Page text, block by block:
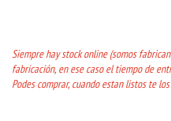
Siempre hay stock online (somos
fabricación, en ese caso el tiempo de
Podes comprar, cuando estan listos te